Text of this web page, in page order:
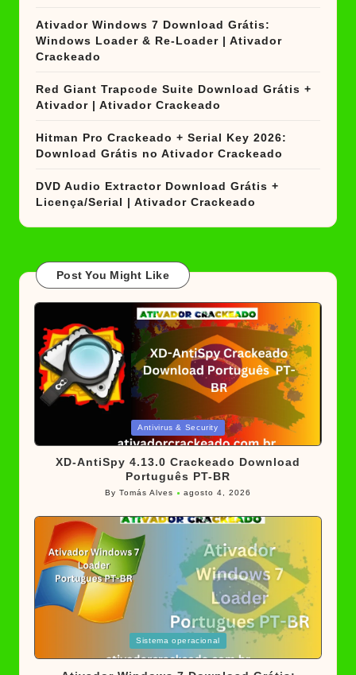
Ativador Windows 7 Download Grátis:
Windows Loader & Re-Loader | Ativador
Crackeado
Red Giant Trapcode Suite Download Grátis +
Ativador | Ativador Crackeado
Hitman Pro Crackeado + Serial Key 2026:
Download Grátis no Ativador Crackeado
DVD Audio Extractor Download Grátis +
Licença/Serial | Ativador Crackeado
Post You Might Like
in
Antivirus & Security
XD-AntiSpy 4.13.0 Crackeado Download
Português PT-BR
Posted
ByTomás Alves agosto 4, 2026
in
Sistema operacional